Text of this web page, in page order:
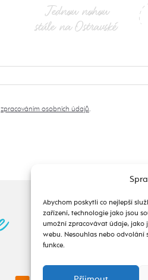
Abychom poskytli co nejlepší
zařízení, technologie jako jsou
umožní zpracovávat údaje, jako
webu. Nesouhlas nebo odvolání
funkce.
Jednou nohou
stále na Ostravské
zpracováním osobních údajů